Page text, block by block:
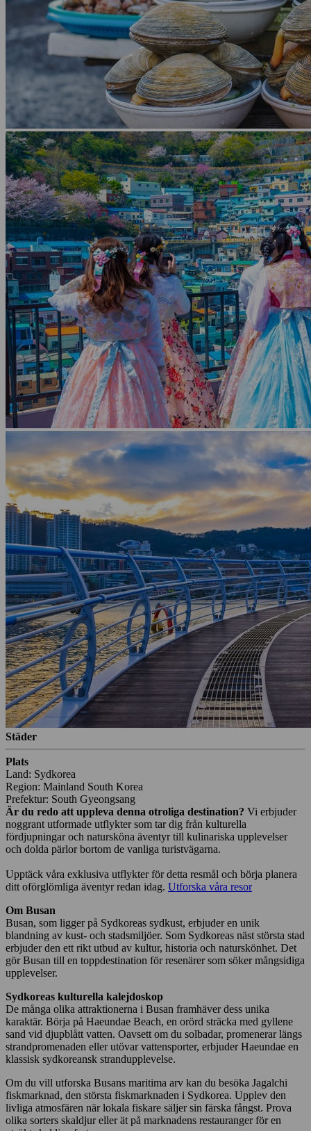
Städer
Plats
Land: Sydkorea
Region: Mainland South Korea
Prefektur: South Gyeongsang
Är du redo att uppleva denna otroliga destination? Vi erbjuder
noggrant utformade utflykter som tar dig från kulturella
fördjupningar och natursköna äventyr till kulinariska upplevelser
och dolda pärlor bortom de vanliga turistvägarna.
Upptäck våra exklusiva utflykter för detta resmål och börja planera
ditt oförglömliga äventyr redan idag. Utforska våra resor
Om Busan
Busan, som ligger på Sydkoreas sydkust, erbjuder en unik
blandning av kust- och stadsmiljöer. Som Sydkoreas näst största stad
erbjuder den ett rikt utbud av kultur, historia och naturskönhet. Det
gör Busan till en toppdestination för resenärer som söker mångsidiga
upplevelser.
Sydkoreas kulturella kalejdoskop
De många olika attraktionerna i Busan framhäver dess unika
karaktär. Börja på Haeundae Beach, en orörd sträcka med gyllene
sand vid djupblått vatten. Oavsett om du solbadar, promenerar längs
strandpromenaden eller utövar vattensporter, erbjuder Haeundae en
klassisk sydkoreansk strandupplevelse.
Om du vill utforska Busans maritima arv kan du besöka Jagalchi
fiskmarknad, den största fiskmarknaden i Sydkorea. Upplev den
livliga atmosfären när lokala fiskare säljer sin färska fångst. Prova
olika sorters skaldjur eller ät på marknadens restauranger för en